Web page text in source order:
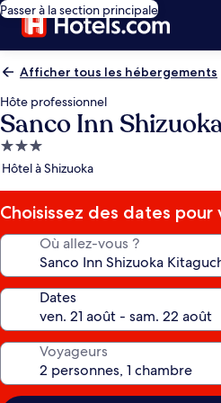
Passer à la section principale
Afficher tous les hébergements
Hôte professionnel
Sanco Inn
Hébergement
3.0 étoiles
Hôtel à Shizuoka
Choisissez des dates pour
Où allez-vous ?
Dates
Voyageurs